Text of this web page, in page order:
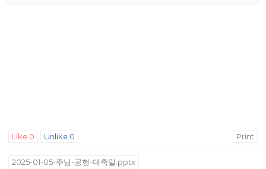
Like 0 Unlike 0 Print
2025-01-05-주님-공현-대축일.pptx